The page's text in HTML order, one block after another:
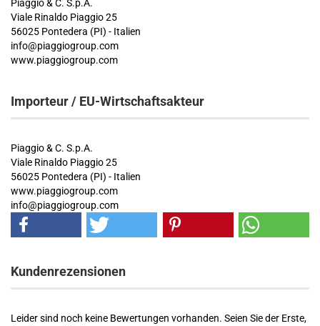
Piaggio & C. S.p.A.
Viale Rinaldo Piaggio 25
56025 Pontedera (PI) - Italien
info@piaggiogroup.com
www.piaggiogroup.com
Importeur / EU-Wirtschaftsakteur
Piaggio & C. S.p.A.
Viale Rinaldo Piaggio 25
56025 Pontedera (PI) - Italien
www.piaggiogroup.com
info@piaggiogroup.com
Kundenrezensionen
Leider sind noch keine Bewertungen vorhanden. Seien Sie der Erste,